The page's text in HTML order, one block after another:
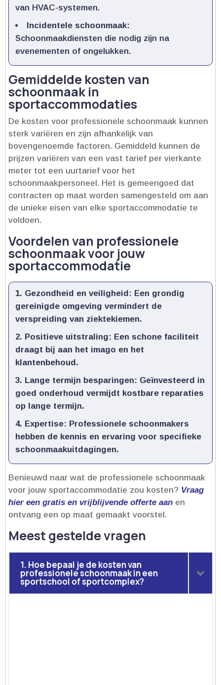
van HVAC-systemen.​
Incidentele schoonmaak:
Schoonmaakdiensten die nodig zijn na
evenementen of ongelukken.​
Gemiddelde kosten van
schoonmaak in
sportaccommodaties
De kosten voor professionele schoonmaak kunnen
sterk variëren en zijn afhankelijk van
bovengenoemde factoren.​ Gemiddeld kunnen de
prijzen variëren van een vast tarief per vierkante
meter tot een uurtarief voor het
schoonmaakpersoneel.​ Het is gemeengoed dat
contracten op maat worden samengesteld om aan
de unieke eisen van elke sportaccommodatie te
voldoen.​
Voordelen van professionele
schoonmaak voor jouw
sportaccommodatie
Gezondheid en veiligheid: Een grondig
gereinigde omgeving vermindert de
verspreiding van ziektekiemen.​
Positieve uitstraling: Een schone faciliteit
draagt bij aan het imago en het
klantenbehoud.​
Lange termijn besparingen: Geïnvesteerd in
goed onderhoud vermijdt kostbare reparaties
op lange termijn.​
Expertise: Professionele schoonmakers
hebben de kennis en ervaring voor specifieke
schoonmaakuitdagingen.​
Benieuwd naar wat de professionele schoonmaak
voor jouw sportaccommodatie zou kosten? Vraag
hier een gratis en vrijblijvende offerte aan en
ontvang een op maat gemaakt voorstel.​
Meest gestelde vragen
1. Hoe bepaal je de kosten van
professionele schoonmaak in een
sportschool of sportcomplex?